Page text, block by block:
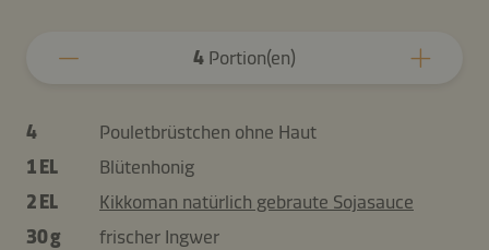
4 Portion(en)
4
Pouletbrüstchen ohne Haut
1 EL
Blütenhonig
2 EL
Kikkoman natürlich gebraute Sojasauce
30 g
frischer Ingwer